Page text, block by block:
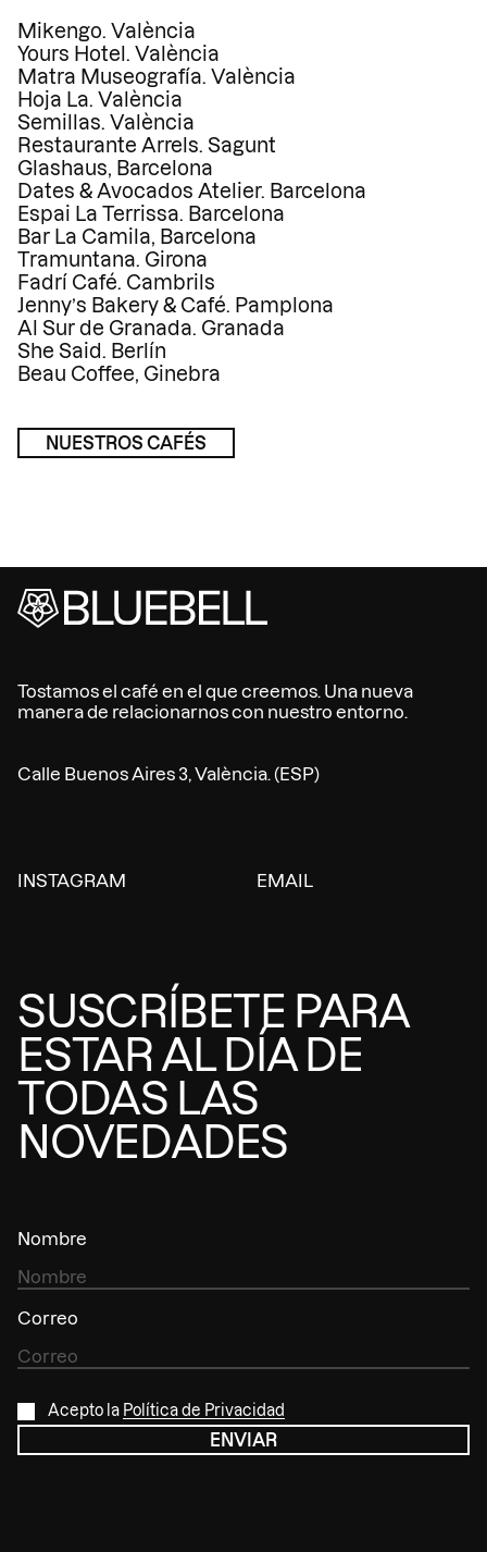
Mikengo. València
Yours Hotel. València
Matra Museografía. València
Hoja La. València
Semillas. València
Restaurante Arrels. Sagunt
Glashaus, Barcelona
Dates & Avocados Atelier. Barcelona
Espai La Terrissa. Barcelona
Bar La Camila, Barcelona
Tramuntana. Girona
Fadrí Café. Cambrils
Jenny’s Bakery & Café. Pamplona
Al Sur de Granada. Granada
She Said. Berlín
Beau Coffee, Ginebra
NUESTROS CAFÉS
INSTAGRAM EMAIL
Tostamos el café en el que creemos. Una nueva
manera de relacionarnos con nuestro entorno.
Calle Buenos Aires 3, València. (ESP)
SUSCRÍBETE PARA
ESTAR AL DÍA DE
TODAS LAS
NOVEDADES
Nombre
Correo
Acepto la Política de Privacidad